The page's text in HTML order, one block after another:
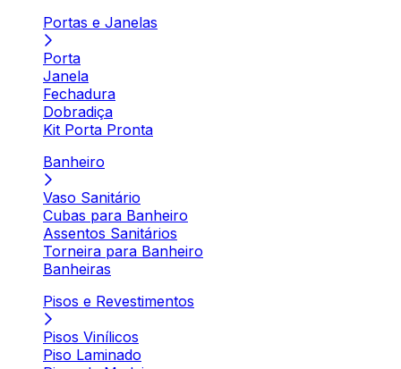
Portas e Janelas
Porta
Janela
Fechadura
Dobradiça
Kit Porta Pronta
Banheiro
Vaso Sanitário
Cubas para Banheiro
Assentos Sanitários
Torneira para Banheiro
Banheiras
Pisos e Revestimentos
Pisos Vinílicos
Piso Laminado